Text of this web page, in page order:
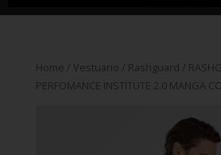
Home / Vestuario / Rashguard /
PERFOMANCE INSTITUTE 2.0 MANGA